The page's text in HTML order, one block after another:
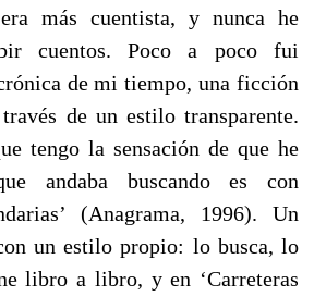
más cuentista, y nunca he
cuentos. Poco a poco fui
de mi tiempo, una ficción
de un estilo transparente.
tengo la sensación de que he
andaba buscando es con
(Anagrama, 1996). Un
un estilo propio: lo busca, lo
libro a libro, y en ‘Carreteras